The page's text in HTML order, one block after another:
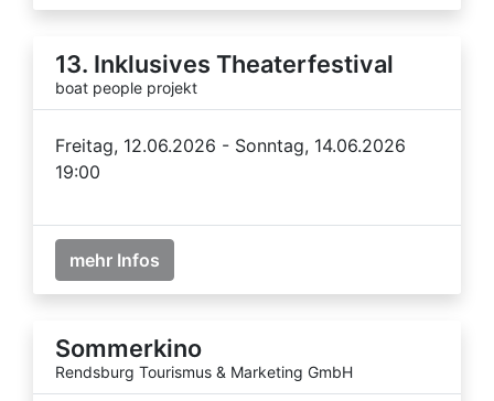
13. Inklusives Theaterfestival
boat people projekt
Freitag, 12.06.2026 - Sonntag, 14.06.2026
19:00
mehr Infos
Sommerkino
Rendsburg Tourismus & Marketing GmbH